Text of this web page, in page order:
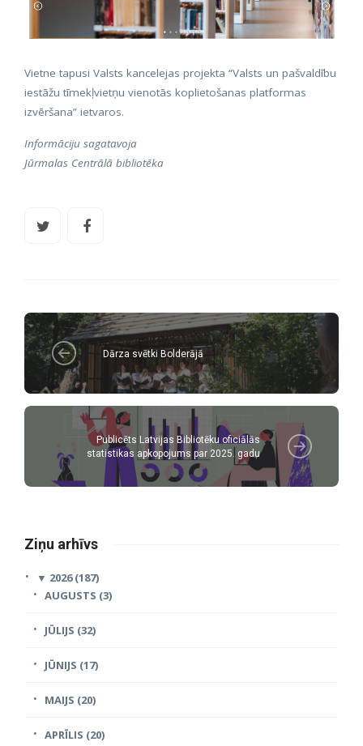
Vietne tapusi Valsts kancelejas projekta “Valsts un pašvaldību
iestāžu tīmekļvietņu vienotās koplietošanas platformas
izvēršana” ietvaros.
Informāciju sagatavoja
Jūrmalas Centrālā bibliotēka
Dārza svētki Bolderājā
Publicēts Latvijas Bibliotēku oficiālās
statistikas apkopojums par 2025. gadu
Ziņu arhīvs
▼ 2026 (187)
AUGUSTS (3)
JŪLIJS (32)
JŪNIJS (17)
MAIJS (20)
APRĪLIS (20)